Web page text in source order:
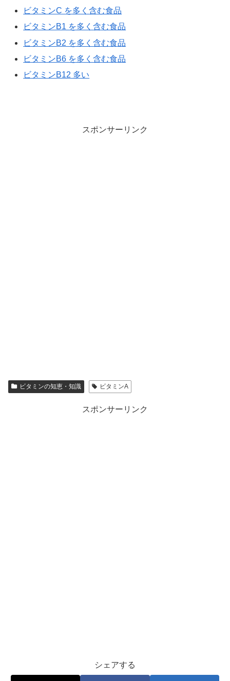
ビタミンC を多く含む食品
ビタミンB1 を多く含む食品
ビタミンB2 を多く含む食品
ビタミンB6 を多く含む食品
ビタミンB12 多い
スポンサーリンク
ビタミンの知恵・知識 ビタミンA
スポンサーリンク
シェアする